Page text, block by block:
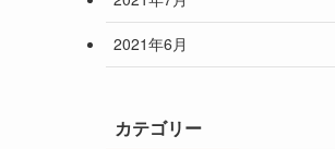
2021年6月
カテゴリー